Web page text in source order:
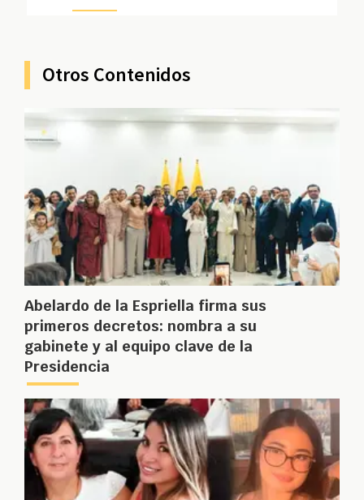
Otros Contenidos
Abelardo de la Espriella firma sus
primeros decretos: nombra a su
gabinete y al equipo clave de la
Presidencia